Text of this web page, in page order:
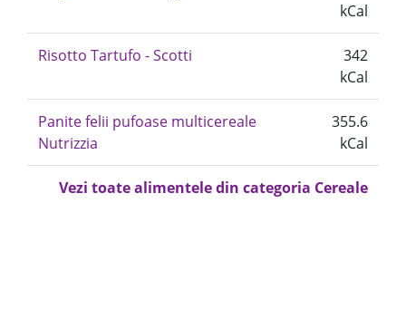
kCal
Risotto Tartufo - Scotti
342
kCal
Panite felii pufoase multicereale
Nutrizzia
355.6
kCal
Vezi toate alimentele din categoria Cereale